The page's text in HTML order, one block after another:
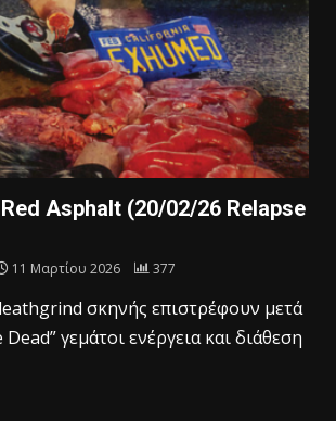
Red Asphalt (20/02/26 Relapse
11 Μαρτίου 2026 377
σκηνής επιστρέφουν μετά
γεμάτοι ενέργεια και διάθεση